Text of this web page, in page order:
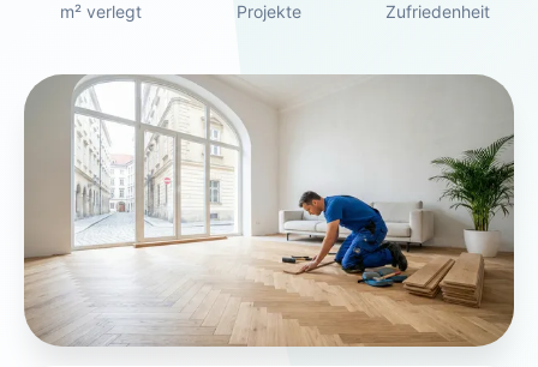
m² verlegt Projekte Zufriedenheit